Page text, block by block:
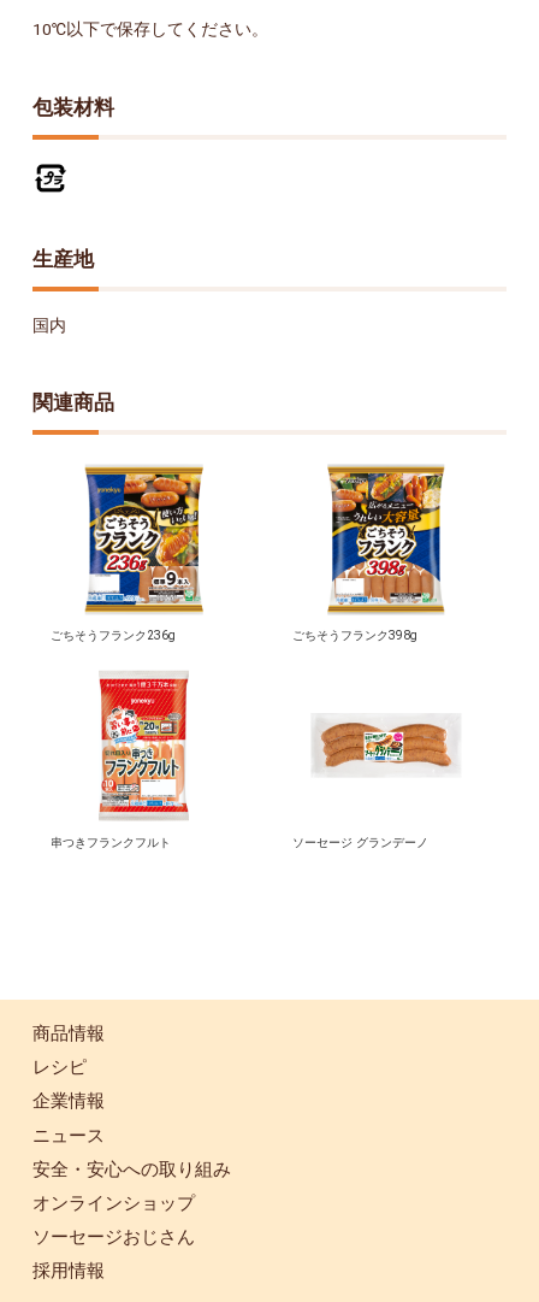
10℃以下で保存してください。
包装材料
生産地
国内
関連商品
ごちそうフランク236g ごちそうフランク398g
串つきフランクフルト ソーセージ グランデーノ
商品情報
レシピ
企業情報
ニュース
安全・安心への取り組み
オンラインショップ
ソーセージおじさん
採用情報